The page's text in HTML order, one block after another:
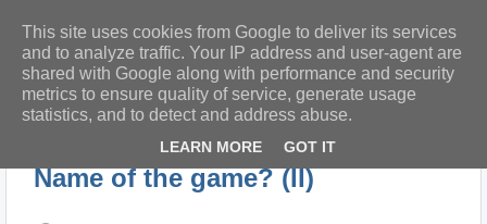
Name of the game? (II)
This site uses cookies from Google to deliver its services
and to analyze traffic. Your IP address and user-agent are
shared with Google along with performance and security
metrics to ensure quality of service, generate usage
statistics, and to detect and address abuse.
LEARN MORE GOT IT